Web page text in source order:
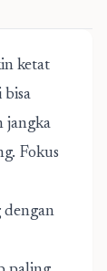
ketat
bisa
jangka
Fokus
dengan